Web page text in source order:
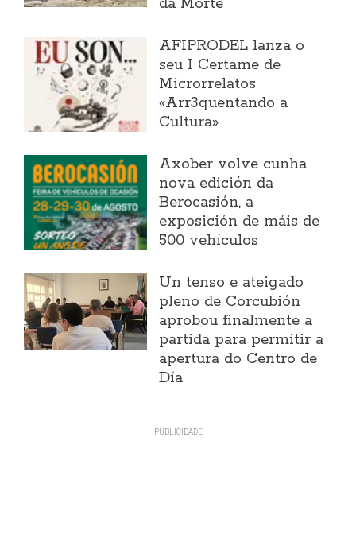
AFIPRODEL lanza o
seu I Certame de
Microrrelatos
«Arr3quentando a
Cultura»
Axober volve cunha
nova edición da
Berocasión, a
exposición de máis de
500 vehículos
Un tenso e ateigado
pleno de Corcubión
aprobou finalmente a
partida para permitir a
apertura do Centro de
Día